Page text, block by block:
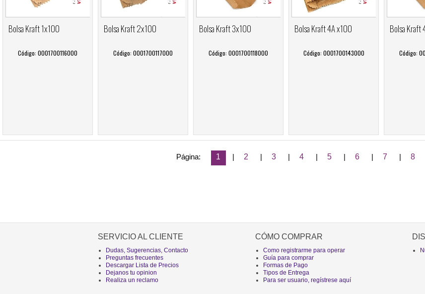
Bolsa Kraft 1x100
Código: 0001700116000
Bolsa Kraft 2x100
Código: 0001700117000
Bolsa Kraft 3x100
Código: 0001700118000
Bolsa Kraft 4A x100
Código: 0001700143000
Bolsa Kraft
Código:
Página: 1 | 2 | 3 | 4 | 5 | 6 | 7 | 8
SERVICIO AL CLIENTE
Dudas, Sugerencias, Contacto
Preguntas frecuentes
Descargar Lista de Precios
Dejanos tu opinion
Realiza un reclamo
CÓMO COMPRAR
Como registrarme para operar
Guía para comprar
Formas de Pago
Tipos de Entrega
Para ser usuario, regístrese aquí